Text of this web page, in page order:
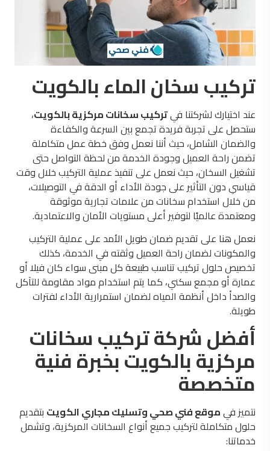
تركيب سخان الماء بالكويت
عند اختيارك لشركتنا فيتركيب سخانات مركزية بالكويت،
ستحصل على تجربة فريدة تجمع بين السرعة والكفاءة
والضمان الشامل، حيث أننا نعمل وفق خطة عمل متكاملة
تضمن راحة العميل وجودة الخدمة من لحظة التواصل حتى
تشغيل السخان، حيث نعمل على تنفيذ عملية التركيب خلال وقت
قياسي دون التأثير على جودة الأداء أو الدقة في التوصيلات،
من خلال استخدام سخانات من علامات تجارية موثوقة
ومعتمدة عالميًا لتوفير أعلى مستويات الأمان والاعتمادية.
نعمل هنا على تقديم ضمان طويل الأمد على عملية التركيب
والمكونات لضمان راحة العميل وثقته في الخدمة، كذلك
تخصيص حلول تركيب تناسب طبيعة كل مبنى سواء كان فيلا أو
عمارة أو مجمع سكني، كما يتم استخدام مواد مقاومة للتآكل
والصدأ داخل أنظمة المياه لضمان استمرارية الأداء لفترات
طويلة.
أفضل شركة تركيب سخانات
مركزية بالكويت بخبرة فنية
متخصصة
نتميز فيموقع فني صحي وتسليك مجاري الكويت بتقديم
حلول متكاملة لتركيب جميع أنواع السخانات المركزية، وتشمل
خدماتنا: